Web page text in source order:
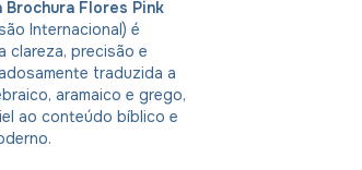
Flores Pink
Internacional) é
clareza, precisão e
traduzida a
aramaico e grego,
ao conteúdo bíblico e